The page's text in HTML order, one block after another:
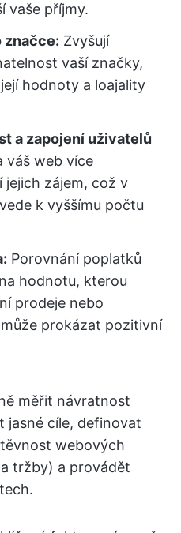
vaše příjmy.
značce: Zvyšují
vaší značky,
hodnoty a loajality
a zapojení uživatelů
váš web více
jejich zájem, což v
k vyššímu počtu
Porovnání poplatků
hodnotu, kterou
prodeje nebo
prokázat pozitivní
měřit návratnost
jasné cíle, definovat
webových
tržby) a provádět